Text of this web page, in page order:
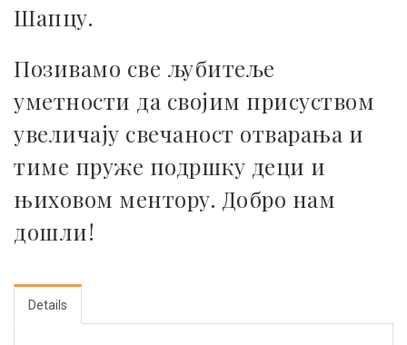
Шапцу.
Позивамо све љубитеље
уметности да својим присуством
увеличају свечаност отварања и
тиме пруже подршку деци и
њиховом ментору. Добро нам
дошли!
Details